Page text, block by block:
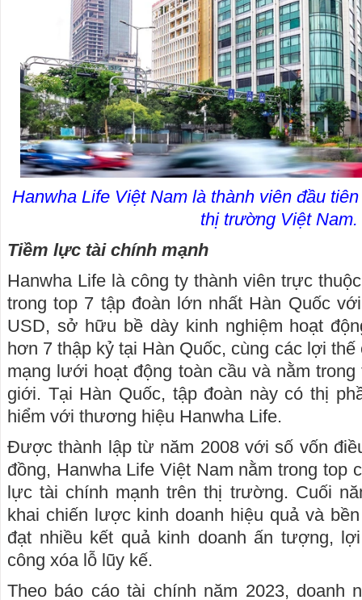
Hanwha Life Việt Nam là thành viên đầu
thị trường Việt Nam.
Tiềm lực tài chính mạnh
Hanwha Life là công ty thành viên trực
trong top 7 tập đoàn lớn nhất Hàn Quốc
USD, sở hữu bề dày kinh nghiệm hoạt
hơn 7 thập kỷ tại Hàn Quốc, cùng các lợi
mạng lưới hoạt động toàn cầu và nằm
giới. Tại Hàn Quốc, tập đoàn này có thị
hiểm với thương hiệu Hanwha Life.
Được thành lập từ năm 2008 với số vốn
đồng, Hanwha Life Việt Nam nằm trong top
lực tài chính mạnh trên thị trường. Cuối
khai chiến lược kinh doanh hiệu quả và
đạt nhiều kết quả kinh doanh ấn tượng,
công xóa lỗ lũy kế.
Theo báo cáo tài chính năm 2023, doanh